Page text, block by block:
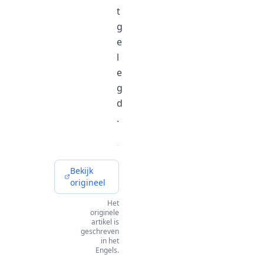
t
g
e
l
e
g
d
.
Bekijk
origineel
Het
originele
artikel is
geschreven
in het
Engels.